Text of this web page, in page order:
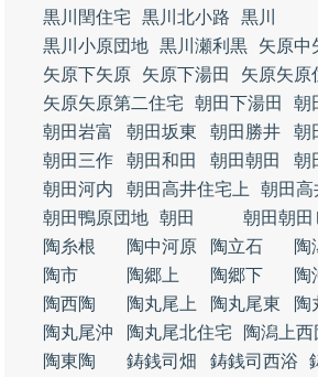
黒川閏住宅
黒川北小路 黒川
黒川小原団地 黒川瀬利黒
矢原中
矢原下矢原
矢原下湯田
矢原矢原
矢原矢原第二住宅
朝田下湯田
朝
朝田岩富
朝田坂東 朝田勝井
朝
朝田三作
朝田和田 朝田朝田
朝
朝田河内
朝田高井住宅上
朝田高
朝田鴨原団地 朝田
朝田朝田
陶糸根
陶中河原 陶立石
陶
陶市
陶郷上 陶郷下
陶
陶西陶
陶丸尾上 陶丸尾東
陶
陶丸尾沖
陶丸尾北住宅 陶潟上西
陶東陶
鋳銭司畑 鋳銭司西浴